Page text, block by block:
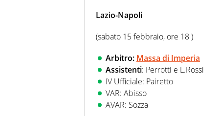
Lazio-Napoli
(sabato 15 febbraio, ore 18 )
Arbitro: Massa di Imperia
Assistenti: Perrotti e L.Rossi
IV Ufficiale: Pairetto
VAR: Abisso
AVAR: Sozza